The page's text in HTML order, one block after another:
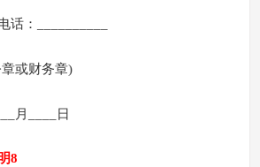
话：__________
或财务章)
月____日
8